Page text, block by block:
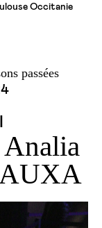
Occitanie
passées
Analia